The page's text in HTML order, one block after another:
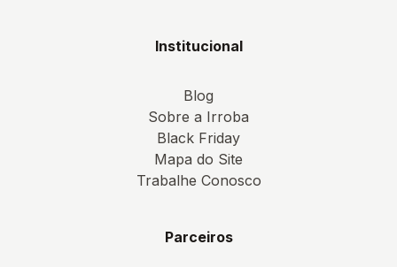
Institucional
Blog
Sobre a Irroba
Black Friday
Mapa do Site
Trabalhe Conosco
Parceiros